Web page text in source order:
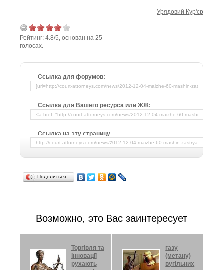
Урядовий Кур'єр
Рейтинг: 4.8/5, основан на 25
голосах.
Ссылка для форумов:
Ссылка для Вашего ресурса или ЖЖ:
Ссылка на эту страницу:
Поделиться…
Возможно, это Вас заинтересует
Торгівля та
інновації
рухають
газу
(метану)
вугільних